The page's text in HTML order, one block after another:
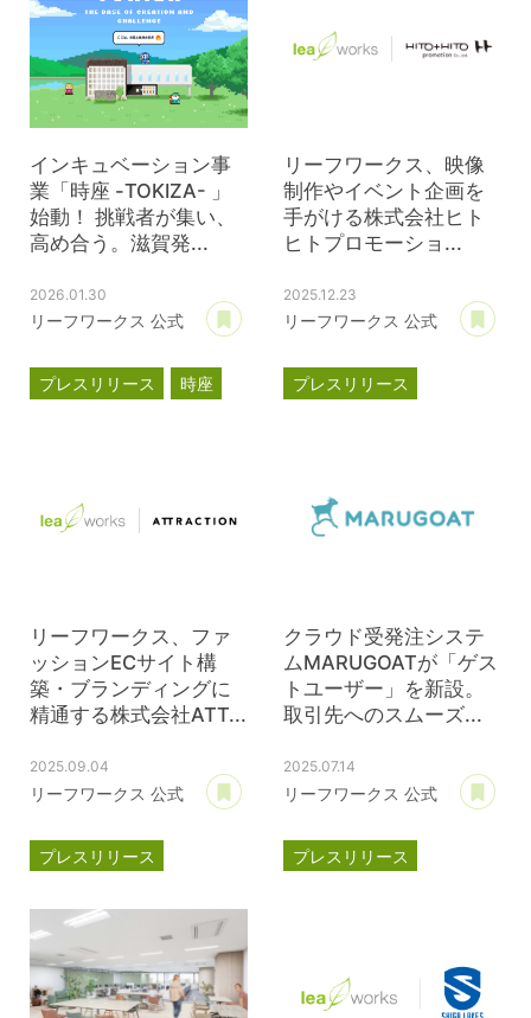
クラウドファンディング
インキュベーション事
業「時座 -TOKIZA- 」
始動！ 挑戦者が集い、
高め合う。滋賀発...
2026.01.30
リーフワークス 公式
あとで読む
プレスリリース
時座
リーフワークス、映像
制作やイベント企画を
手がける株式会社ヒト
ヒトプロモーショ...
2025.12.23
リーフワークス 公式
プレスリリース
リーフワークス、ファ
ッションECサイト構
築・ブランディングに
精通する株式会社ATT...
2025.09.04
リーフワークス 公式
あとで読む
プレスリリース
ATTRACTION
クラウド受発注システ
ムMARUGOATが「ゲス
トユーザー」を新設。
取引先へのスムーズ...
2025.07.14
リーフワークス 公式
プレスリリース